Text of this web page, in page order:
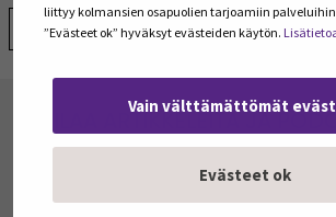
liittyy kolmansien osapuolien tarjoamiin
”Evästeet ok” hyväksyt evästeiden käytön.
Vain välttämättömät
Evästeet ok
Jaa:
TILAA ARTIKKELEITA JA
Tilaa Julkaisut@SEAMK -sivuston
podcasteja omaan sähköpostiisi.